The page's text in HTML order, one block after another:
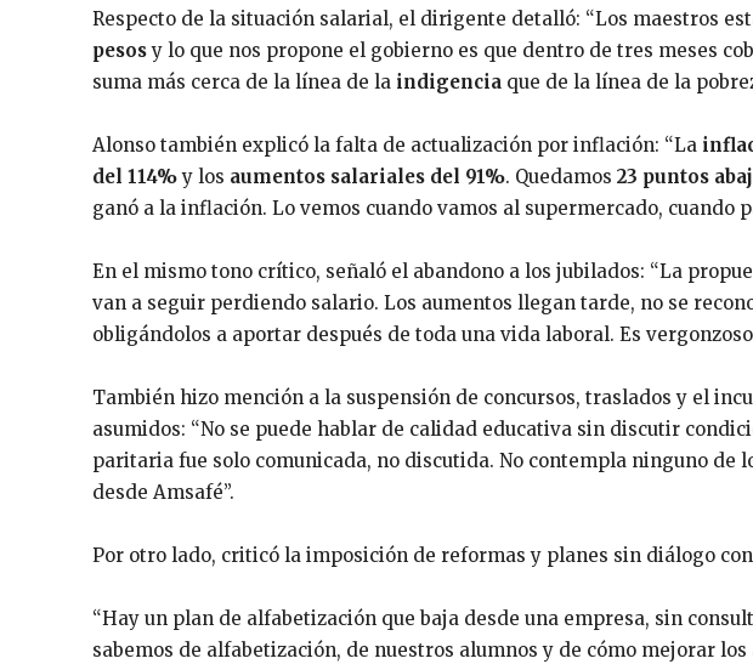
Respecto de la situación salarial, el dirigente detalló: “Los maestros
pesosy lo que nos propone el gobierno es que dentro de tres meses
suma más cerca de la línea de la indigencia que de la línea de la
Alonso también explicó la falta de actualización por inflación: “La
del 114%y los aumentos salariales del 91%. Quedamos 23 puntos
ganó a la inflación. Lo vemos cuando vamos al supermercado, cuando
En el mismo tono crítico, señaló el abandono a los jubilados: “La
van a seguir perdiendo salario. Los aumentos llegan tarde, no se
obligándolos a aportar después de toda una vida laboral. Es
También hizo mención a la suspensión de concursos, traslados y el
asumidos: “No se puede hablar de calidad educativa sin discutir
paritaria fue solo comunicada, no discutida. No contempla ninguno de
desde Amsafé”.
Por otro lado, criticó la imposición de reformas y planes sin diálogo
“Hay un plan de alfabetización que baja desde una empresa, sin
sabemos de alfabetización, de nuestros alumnos y de cómo mejorar